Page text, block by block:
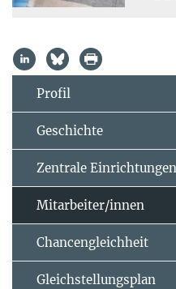
Profil
Geschichte
Zentrale Einrichtungen
Mitarbeiter/innen
Chancengleichheit
Gleichstellungsplan